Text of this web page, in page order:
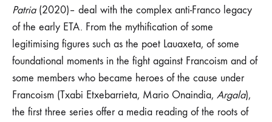
Patria(2020)– deal with the complex anti-Franco legacy
of the early ETA. From the mythification of some
legitimising figures such as the poet Lauaxeta, of some
foundational moments in the fight against Francoism and of
some members who became heroes of the cause under
Francoism (Txabi Etxebarrieta, Mario Onaindia, Argala),
the first three series offer a media reading of the roots of